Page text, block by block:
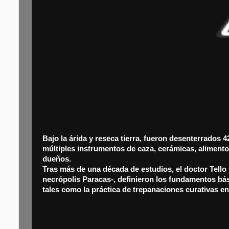
Bajo la árida y reseca tierra, fueron desenterrados
múltiples instrumentos de caza, cerámicas,
dueños.
Tras más de una década de estudios, el doctor
necrópolis Paracas-, definieron los fundamentos
tales como la práctica de trepanaciones curativas